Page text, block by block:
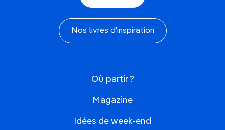
Nos livres d'inspiration
Où partir ?
Magazine
Idées de week-end